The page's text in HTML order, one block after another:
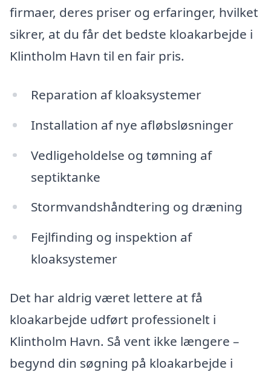
firmaer, deres priser og erfaringer, hvilket
sikrer, at du får det bedste kloakarbejde i
Klintholm Havn til en fair pris.
Reparation af kloaksystemer
Installation af nye afløbsløsninger
Vedligeholdelse og tømning af
septiktanke
Stormvandshåndtering og dræning
Fejlfinding og inspektion af
kloaksystemer
Det har aldrig været lettere at få
kloakarbejde udført professionelt i
Klintholm Havn. Så vent ikke længere –
begynd din søgning på kloakarbejde i